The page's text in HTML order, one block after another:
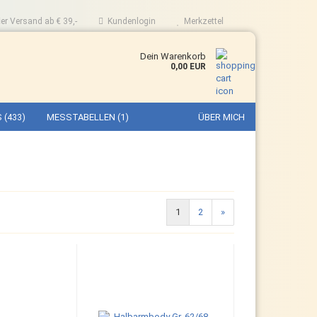
Versand ab € 39,- Kundenlogin Merkzettel
Dein Warenkorb
0,00 EUR
(433) MESSTABELLEN (1) ÜBER MICH
1 2 »